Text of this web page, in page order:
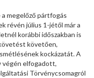
megelőző pártfogás
révén július 1-jétől már a
korábbi időszakban is
követően,
kockázatát. A
végén elfogadott,
Törvénycsomagról